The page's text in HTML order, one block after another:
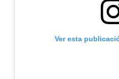
Ver esta